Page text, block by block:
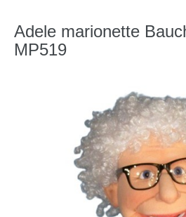
Adele marionette
MP519